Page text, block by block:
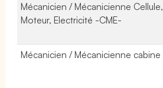
Mécanicien / Mécanicienne Cellule,
Moteur, Electricité -CME-
Mécanicien / Mécanicienne cabine